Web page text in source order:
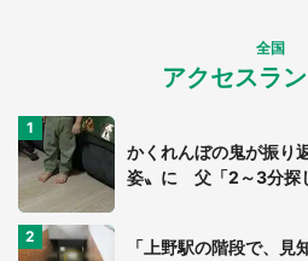
全国
アクセスラ
かくれんぼの鬼が振り
姿〟に 父「2～3分探
「上野駅の階段で、